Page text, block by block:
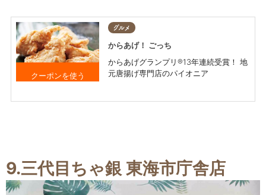
可
グルメ
からあげ！ ごっち
からあげグランプリ®13年連続受賞！ 地
元唐揚げ専門店のパイオニア
9.三代目ちゃ銀 東海市庁舎店